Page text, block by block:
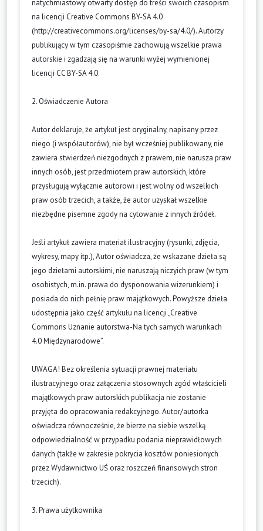
natychmiastowy otwarty dostęp do treści swoich czasopism
na licencji Creative Commons BY-SA 4.0
(http://creativecommons.org/licenses/by-sa/4.0/). Autorzy
publikujący w tym czasopiśmie zachowują wszelkie prawa
autorskie i zgadzają się na warunki wyżej wymienionej
licencji CC BY-SA 4.0.
2. Oświadczenie Autora
Autor deklaruje, że artykuł jest oryginalny, napisany przez
niego (i współautorów), nie był wcześniej publikowany, nie
zawiera stwierdzeń niezgodnych z prawem, nie narusza praw
innych osób, jest przedmiotem praw autorskich, które
przysługują wyłącznie autorowi i jest wolny od wszelkich
praw osób trzecich, a także, że autor uzyskał wszelkie
niezbędne pisemne zgody na cytowanie z innych źródeł.
Jeśli artykuł zawiera materiał ilustracyjny (rysunki, zdjęcia,
wykresy, mapy itp.), Autor oświadcza, że wskazane dzieła są
jego dziełami autorskimi, nie naruszają niczyich praw (w tym
osobistych, m.in. prawa do dysponowania wizerunkiem) i
posiada do nich pełnię praw majątkowych. Powyższe dzieła
udostępnia jako część artykułu na licencji „Creative
Commons Uznanie autorstwa-Na tych samych warunkach
4.0 Międzynarodowe”.
UWAGA! Bez określenia sytuacji prawnej materiału
ilustracyjnego oraz załączenia stosownych zgód właścicieli
majątkowych praw autorskich publikacja nie zostanie
przyjęta do opracowania redakcyjnego. Autor/autorka
oświadcza równocześnie, że bierze na siebie wszelką
odpowiedzialność w przypadku podania nieprawidłowych
danych (także w zakresie pokrycia kosztów poniesionych
przez Wydawnictwo UŚ oraz roszczeń finansowych stron
trzecich).
3. Prawa użytkownika